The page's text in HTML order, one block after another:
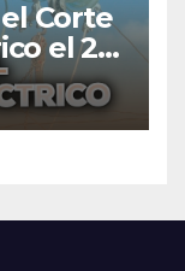
Corte
el 20